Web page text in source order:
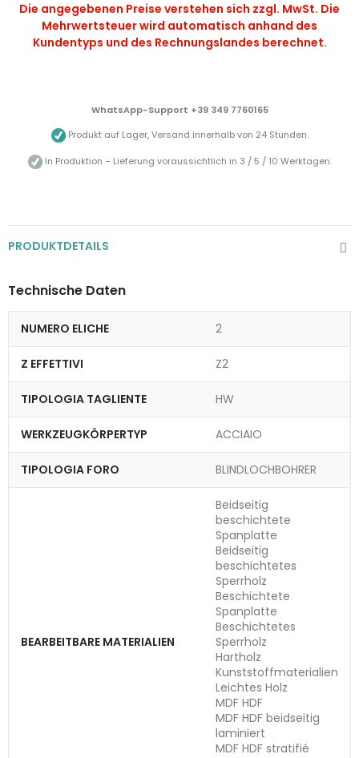
Die angegebenen Preise verstehen sich zzgl. MwSt. Die
Mehrwertsteuer wird automatisch anhand des
Kundentyps und des Rechnungslandes berechnet.
WhatsApp-Support +39 349 7760165
Produkt auf Lager, Versand innerhalb von 24 Stunden.
In Produktion – Lieferung voraussichtlich in 3 / 5 / 10 Werktagen.
PRODUKTDETAILS
Technische Daten
NUMERO ELICHE 2
Z EFFETTIVI Z2
TIPOLOGIA TAGLIENTE HW
WERKZEUGKÖRPERTYP ACCIAIO
TIPOLOGIA FORO BLINDLOCHBOHRER
BEARBEITBARE MATERIALIEN
Beidseitig
beschichtete
Spanplatte
Beidseitig
beschichtetes
Sperrholz
Beschichtete
Spanplatte
Beschichtetes
Sperrholz
Hartholz
Kunststoffmaterialien
Leichtes Holz
MDF HDF
MDF HDF beidseitig
laminiert
MDF HDF stratifié